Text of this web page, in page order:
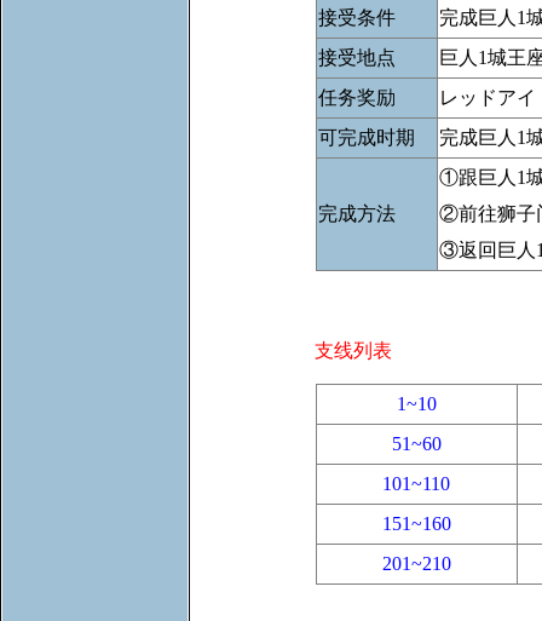
接受条件
完成巨人1
接受地点
巨人1城王
任务奖励
レッドアイ
可完成时期
完成巨人1
完成方法
①跟巨人1
②前往狮子
③返回巨人
支线列表
1~10
51~60
101~110
151~160
201~210